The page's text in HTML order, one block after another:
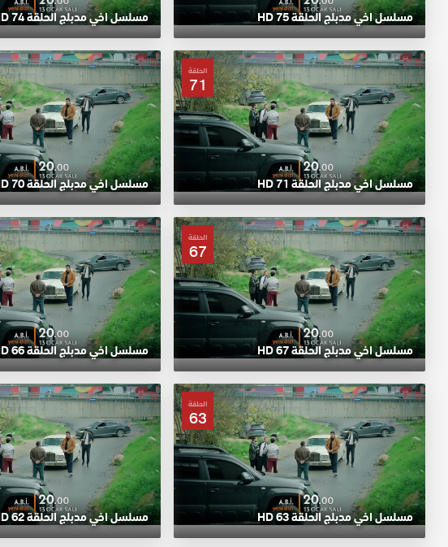
مسلسل اخي مدبلج الحلقة 75 HD مسلسل اخي مدبلج الحلقة 74 HD
الحلقة
71
مسلسل اخي مدبلج الحلقة 71 HD مسلسل اخي مدبلج الحلقة 70 HD
الحلقة
67
مسلسل اخي مدبلج الحلقة 67 HD مسلسل اخي مدبلج الحلقة 66 HD
الحلقة
63
مسلسل اخي مدبلج الحلقة 63 HD مسلسل اخي مدبلج الحلقة 62 HD